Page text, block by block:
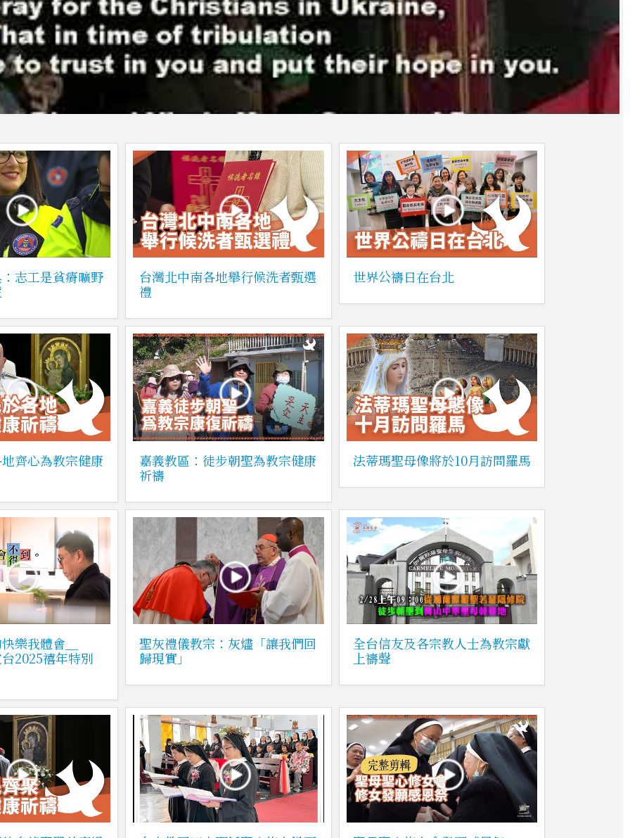
志工是貧瘠曠野
台灣北中南各地舉行候洗者甄選
禮
世界公禱日在台北
齊心為教宗健康
嘉義教區：徒步朝聖為教宗健康
祈禱
法蒂瑪聖母像將於10月訪問羅馬
樂我體會＿
2025禧年特別
聖灰禮儀教宗：灰燼「讓我們回
歸現實」
全台信友及各宗教人士為教宗獻
上禱聲